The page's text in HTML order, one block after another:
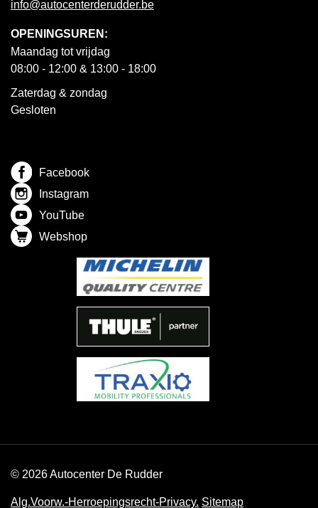
info@autocenterderudder.be
OPENINGSUREN:
Maandag tot vrijdag
08:00 - 12:00 & 13:00 - 18:00
Zaterdag & zondag
Gesloten
Facebook
Instagram
YouTube
Webshop
© 2026 Autocenter De Rudder
Alg.Voorw.-Herroepingsrecht-Privacy. Sitemap